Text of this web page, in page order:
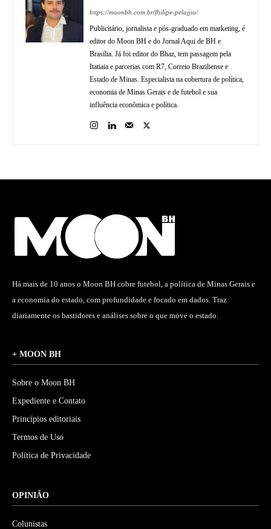
https://moonbh.com.br/fhilipe-pelajjio/
Publicitário, jornalista e pós-graduado em marketing, é
editor do Moon BH e do Jornal Aqui de BH e
Brasília. Já foi editor do Bhaz, tem passagem pela
Itatiaia e parcerias com R7, Correio Braziliense e
Estado de Minas. Especialista na cobertura de política,
economia de Minas Gerais e de futebol e sua
influência econômica e política.
Há mais de 10 anos o Moon BH cobre futebol, a política de Minas Gerais e
a economia do estado, com profundidade e focado em dados. Traz
diariamente os bastidores e análises sobre o que move o estado.
+ MOON BH
Sobre o Moon BH
Expediente e Contato
Princípios editoriais
Termos de Uso
Política de Privacidade
OPINIÃO
Colunistas